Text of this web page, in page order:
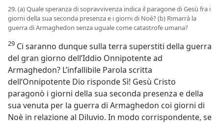
29. (a) Quale speranza di sopravvivenza indica il paragone di Gesù fra i
giorni della sua seconda presenza e i giorni di Noè? (b) Rimarrà la
guerra di Armaghedon senza uguale come catastrofe umana?
29 Ci saranno dunque sulla terra superstiti della guerra
del gran giorno dell’Iddio Onnipotente ad
Armaghedon? L’infallibile Parola scritta
dell’Onnipotente Dio risponde Sì! Gesù Cristo
paragonò i giorni della sua seconda presenza e della
sua venuta per la guerra di Armaghedon coi giorni di
Noè in relazione al Diluvio. In modo corrispondente, se